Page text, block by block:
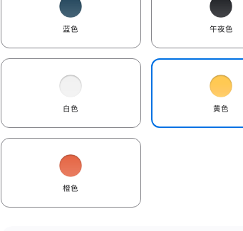
蓝色 午夜色
白色 黄色
橙色